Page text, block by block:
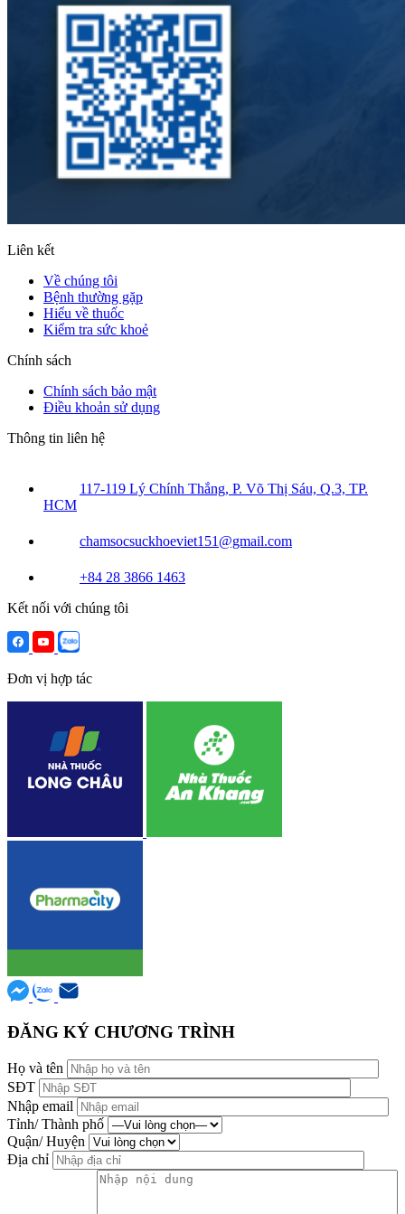
Liên kết
Về chúng tôi
Bệnh thường gặp
Hiểu về thuốc
Kiểm tra sức khoẻ
Chính sách
Chính sách bảo mật
Điều khoản sử dụng
Thông tin liên hệ
117-119 Lý Chính Thắng, P. Võ Thị Sáu, Q.3, TP.
HCM
chamsocsuckhoeviet151@gmail.com
+84 28 3866 1463
Kết nối với chúng tôi
Đơn vị hợp tác
ĐĂNG KÝ CHƯƠNG TRÌNH
Họ và tên
SĐT
Nhập email
Tỉnh/ Thành phố
Quận/ Huyện
Địa chỉ